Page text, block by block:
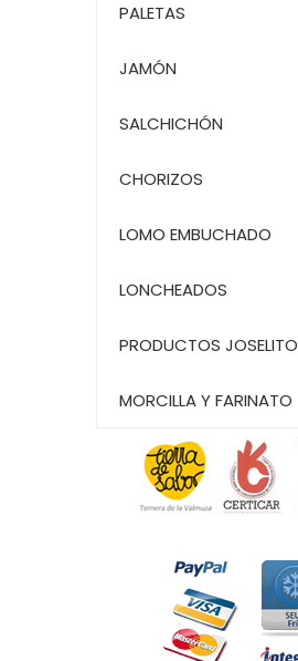
PALETAS
JAMÓN
SALCHICHÓN
CHORIZOS
LOMO EMBUCHADO
LONCHEADOS
PRODUCTOS JOSELITO
MORCILLA Y FARINATO